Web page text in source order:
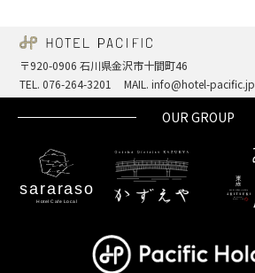
〒920-0906 石川県金沢市十間町46
TEL. 076-264-3201
MAIL. info@hotel-pacific.jp
OUR GROUP